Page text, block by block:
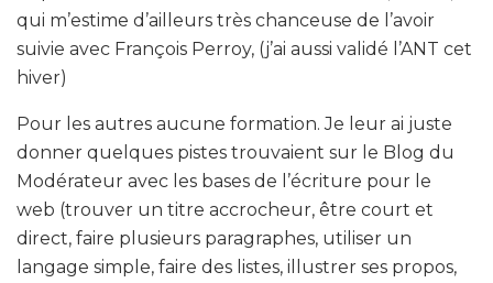
qui m’estime d’ailleurs très chanceuse de l’avoir
suivie avec François Perroy, (j’ai aussi validé l’ANT cet
hiver)
Pour les autres aucune formation. Je leur ai juste
donner quelques pistes trouvaient sur le Blog du
Modérateur avec les bases de l’écriture pour le
web (trouver un titre accrocheur, être court et
direct, faire plusieurs paragraphes, utiliser un
langage simple, faire des listes, illustrer ses propos,